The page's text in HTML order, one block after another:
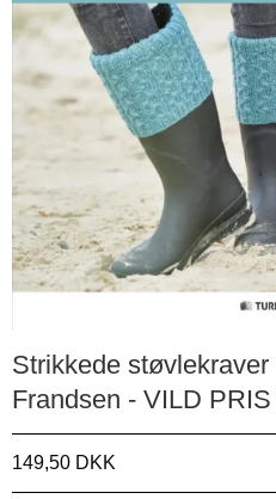
Strikkede
Frandsen - VILD PRIS
149,50 DKK